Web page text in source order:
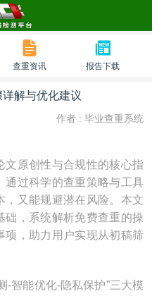
查重资讯 报告下载
解与优化建议
作者 : 毕业查重系统
文原创性与合规性的核心指
通过科学的查重策略与工具
，又能规避潜在风险。本文
础，系统解析免费查重的操
项，助力用户实现从初稿筛
-智能优化-隐私保护”三大模